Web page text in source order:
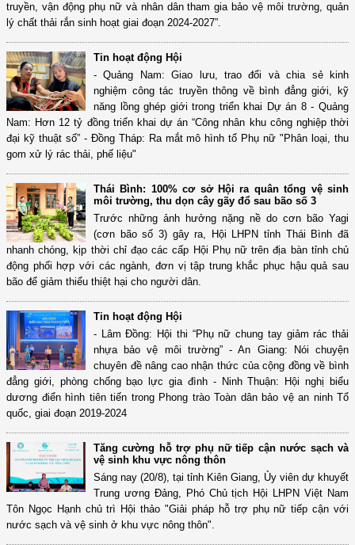
truyền, vận động phụ nữ và nhân dân tham gia bảo vệ môi trường, quản
lý chất thải rắn sinh hoạt giai đoạn 2024-2027”.
Tin hoạt động Hội
- Quảng Nam: Giao lưu, trao đổi và chia sẻ kinh
nghiệm công tác truyền thông về bình đẳng giới, kỹ
năng lồng ghép giới trong triển khai Dự án 8 - Quảng
Nam: Hơn 12 tỷ đồng triển khai dự án “Công nhân khu công nghiệp thời
đại kỹ thuật số” - Đồng Tháp: Ra mắt mô hình tổ Phụ nữ "Phân loại, thu
gom xử lý rác thải, phế liệu"
Thái Bình: 100% cơ sở Hội ra quân tổng vệ sinh
môi trường, thu dọn cây gãy đổ sau bão số 3
Trước những ảnh hưởng nặng nề do cơn bão Yagi
(cơn bão số 3) gây ra, Hội LHPN tỉnh Thái Bình đã
nhanh chóng, kịp thời chỉ đạo các cấp Hội Phụ nữ trên địa bàn tỉnh chủ
động phối hợp với các ngành, đơn vị tập trung khắc phục hậu quả sau
bão để giảm thiểu thiệt hại cho người dân.
Tin hoạt động Hội
- Lâm Đồng: Hội thi “Phụ nữ chung tay giảm rác thải
nhựa bảo vệ môi trường” - An Giang: Nói chuyện
chuyên đề nâng cao nhận thức của cộng đồng về bình
đẳng giới, phòng chống bạo lực gia đình - Ninh Thuận: Hội nghị biểu
dương điển hình tiên tiến trong Phong trào Toàn dân bảo vệ an ninh Tổ
quốc, giai đoạn 2019-2024
Tăng cường hỗ trợ phụ nữ tiếp cận nước sạch và
vệ sinh khu vực nông thôn
Sáng nay (20/8), tại tỉnh Kiên Giang, Ủy viên dự khuyết
Trung ương Đảng, Phó Chủ tịch Hội LHPN Việt Nam
Tôn Ngọc Hạnh chủ trì Hội thảo "Giải pháp hỗ trợ phụ nữ tiếp cận với
nước sạch và vệ sinh ở khu vực nông thôn".